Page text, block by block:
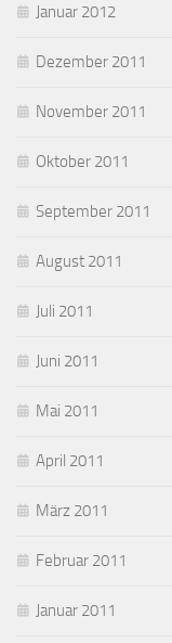
Januar 2012
Dezember 2011
November 2011
Oktober 2011
September 2011
August 2011
Juli 2011
Juni 2011
Mai 2011
April 2011
März 2011
Februar 2011
Januar 2011